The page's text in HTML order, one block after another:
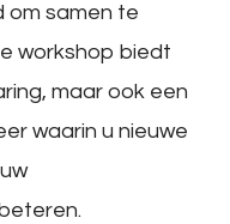
om samen te
workshop biedt
maar ook een
waarin u nieuwe